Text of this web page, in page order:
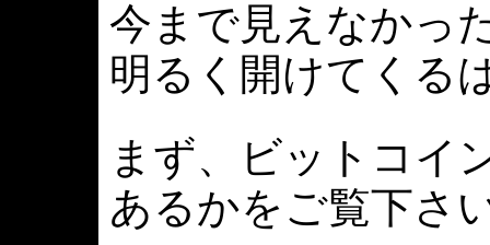
今まで見えなかっ
明るく開けてくる
まず、ビットコイ
あるかをご覧下さ